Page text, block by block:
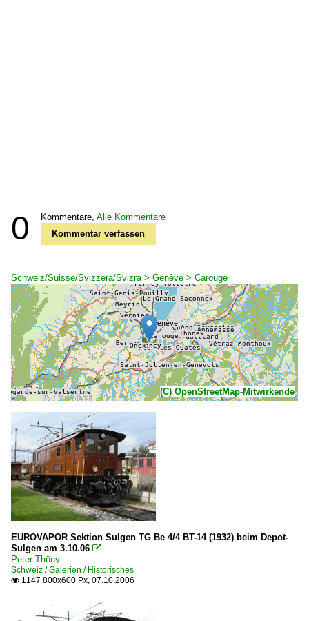
0 Kommentare, Alle Kommentare
Kommentar verfassen
Schweiz/Suisse/Svizzera/Svizra > Genève > Carouge
(C) OpenStreetMap-Mitwirkende
EUROVAPOR Sektion Sulgen TG Be 4/4 BT-14 (1932) beim Depot-
Sulgen am 3.10.06 
Peter Thöny
Schweiz / Galerien / Historisches
 1147 800x600 Px, 07.10.2006